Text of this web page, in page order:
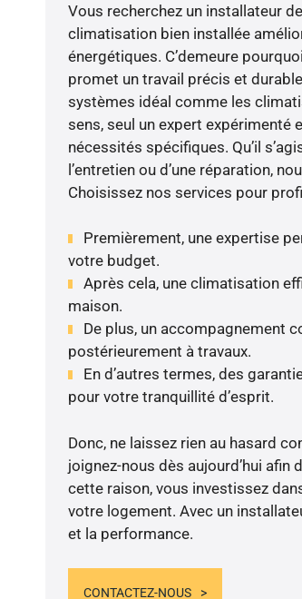
Vous recherchez un installateur
climatisation bien installée
énergétiques. C’demeure
promet un travail précis et
systèmes idéal comme les
sens, seul un expert expérimenté
nécessités spécifiques. Qu’il
l’entretien ou d’une réparation,
Choisissez nos services pour
Premièrement, une expertise
votre budget.
Après cela, une climatisation
maison.
De plus, un accompagnement
postérieurement à travaux.
En d’autres termes, des
pour votre tranquillité d’esprit.
Donc, ne laissez rien au hasard
joignez-nous dès aujourd’hui afin
cette raison, vous investissez
votre logement. Avec un
et la performance.
CONTACTEZ-NOUS